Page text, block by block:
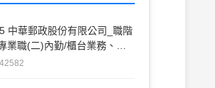
中華郵政股份有限公司_職階
業職(二)內勤/櫃台業務、郵
管理大意及洗錢防制法大意